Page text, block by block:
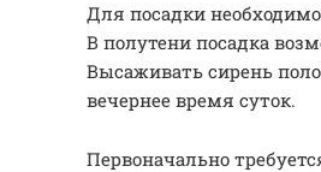
Для посадки
В полутени посадка
Высаживать сирень
вечернее время суток.
Первоначально